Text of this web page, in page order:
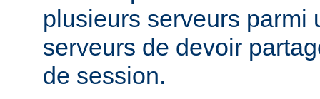
plusieurs serveurs parmi
serveurs de devoir
de session.